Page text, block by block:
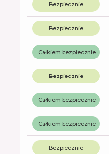
Bezpiecznie
Bezpiecznie
Całkiem bezpiecznie
Bezpiecznie
Całkiem bezpiecznie
Całkiem bezpiecznie
Bezpiecznie